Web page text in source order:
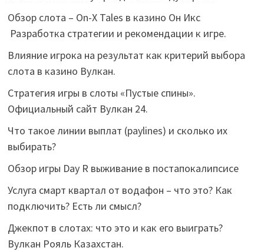
Обзор слота – On-X Tales в казино Он Икс
Разработка стратегии и рекомендации к игре.
Влияние игрока на результат как критерий выбора
слота в казино Вулкан.
Стратегия игры в слоты «Пустые спины».
Официальный сайт Вулкан 24.
Что такое линии выплат (paylines) и сколько их
выбирать?
Обзор игры Day R выживание в постапокалипсисе
Услуга смарт квартал от водафон – что это? Как
подключить? Есть ли смысл?
Джекпот в слотах: что это и как его выиграть?
Вулкан Рояль Казахстан.